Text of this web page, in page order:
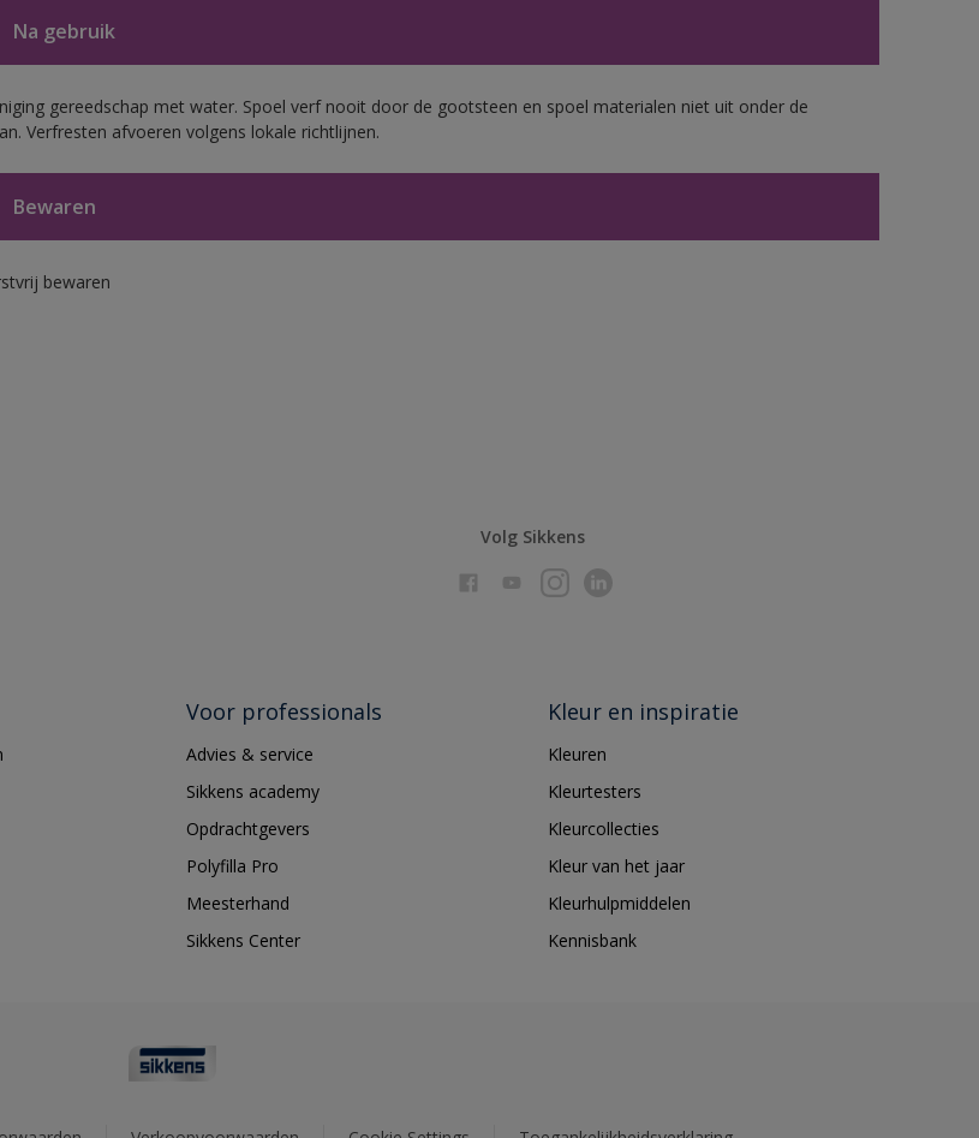
Na gebruik
gereedschap met water. Spoel verf nooit door de gootsteen en spoel materialen niet uit onder de
Verfresten afvoeren volgens lokale richtlijnen.
Bewaren
bewaren
Volg Sikkens
Voor professionals
Advies & service
Sikkens academy
Opdrachtgevers
Polyfilla Pro
Meesterhand
Sikkens Center
Kleur en inspiratie
Kleuren
Kleurtesters
Kleurcollecties
Kleur van het jaar
Kleurhulpmiddelen
Kennisbank